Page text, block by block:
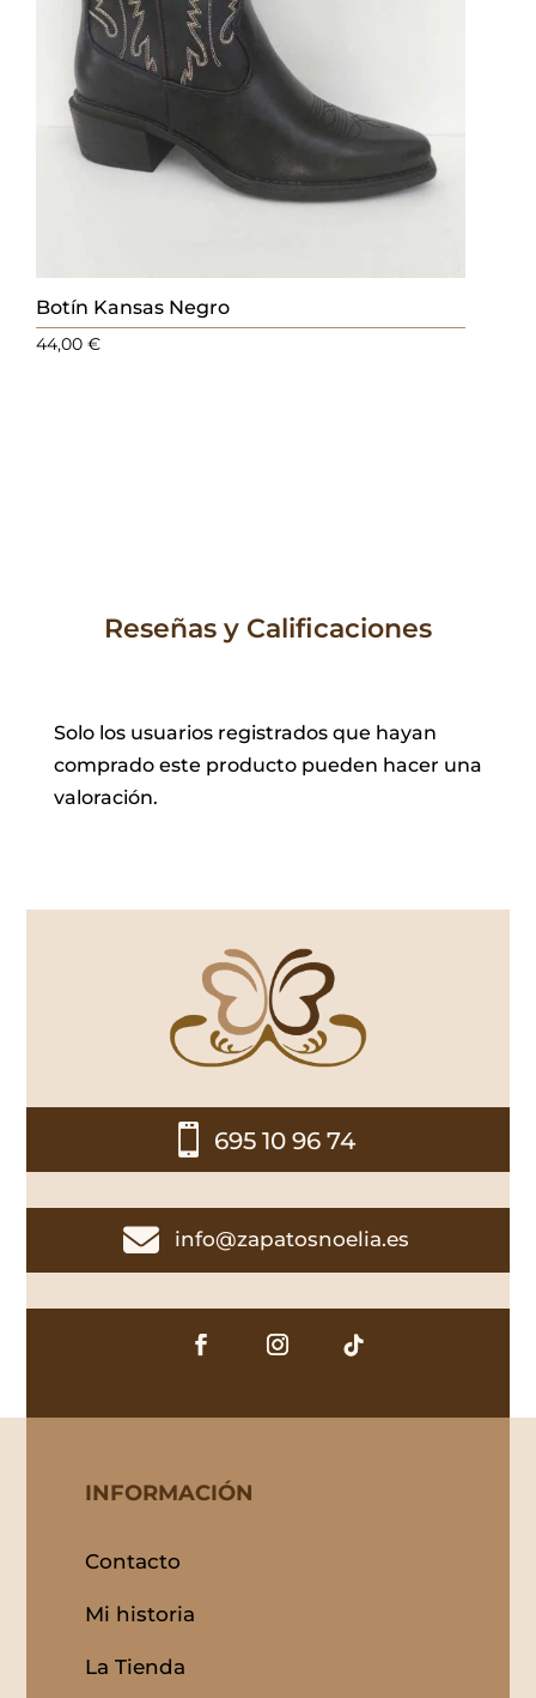
Botín Kansas Negro
44,00€
Reseñas y Calificaciones
Solo los usuarios registrados que hayan
comprado este producto pueden hacer una
valoración.
 695 10 96 74
 info@zapatosnoelia.es
INFORMACIÓN
Contacto
Mi historia
La Tienda